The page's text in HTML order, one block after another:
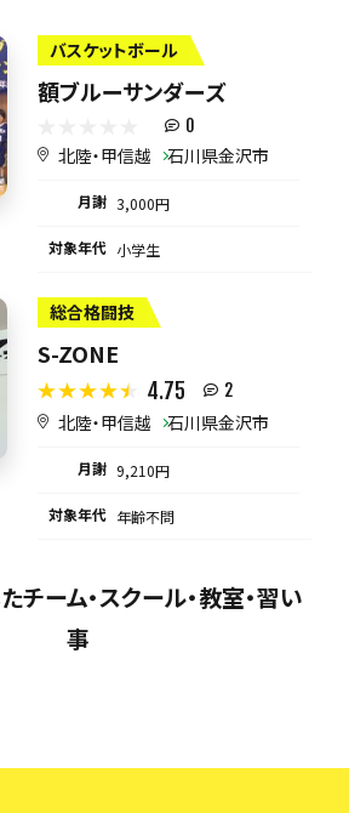
バスケットボール
額ブルーサンダーズ
0
北陸・甲信越 石川県金沢市
月謝 3,000円
対象年代 小学生
総合格闘技
S-ZONE
4.75 2
北陸・甲信越 石川県金沢市
月謝 9,210円
対象年代 年齢不問
チーム・スクール・教室・習い
事